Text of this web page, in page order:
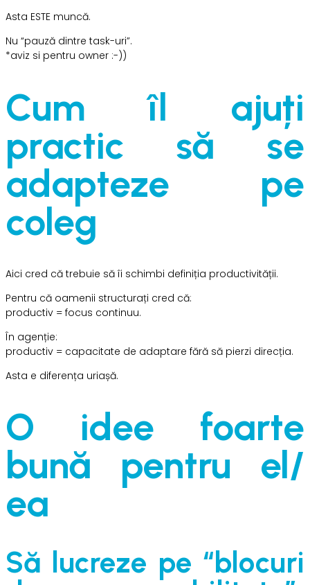
Asta ESTE muncă.
Nu “pauză dintre task-uri”.
*aviz si pentru owner :-))
Cum îl ajuți
practic să se
adapteze pe
coleg
Aici cred că trebuie să îi schimbi definiția productivității.
Pentru că oamenii structurați cred că:
productiv = focus continuu.
În agenție:
productiv = capacitate de adaptare fără să pierzi direcția.
Asta e diferența uriașă.
O idee foarte
bună pentru el/
ea
Să lucreze pe “blocuri